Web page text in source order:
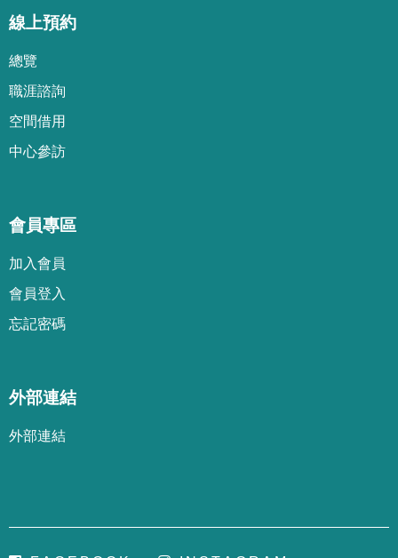
線上預約
總覽
職涯諮詢
空間借用
中心參訪
會員專區
加 入會 員
會 員登 入
忘記密碼
外部連結
外部連結